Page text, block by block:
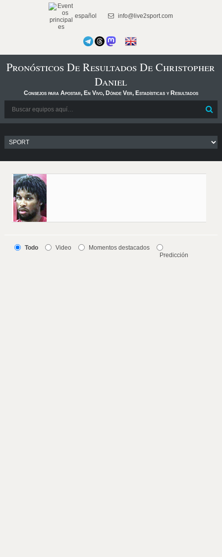
español info@live2sport.com
Pronósticos De Resultados De Christopher
Daniel
Consejos para Apostar, En Vivo, Dónde Ver, Estadísticas y Resultados
Todo Video
Momentos destacados
Predicción